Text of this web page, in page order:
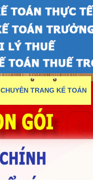
CHUYÊN TRANG KẾ TOÁN